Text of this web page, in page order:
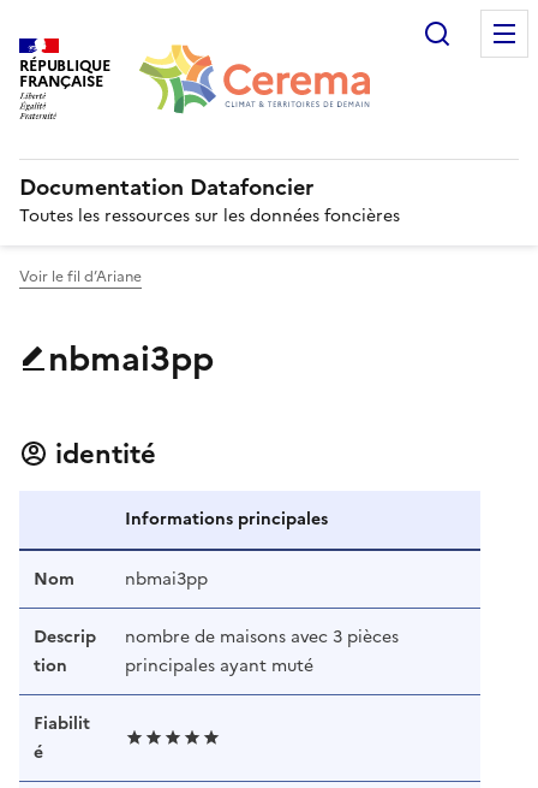
RÉPUBLIQUE
FRANÇAISE
Documentation Datafoncier
Toutes les ressources sur les données foncières
Voir le fil d’Ariane
nbmai3pp
identité
Informations principales
Nom nbmai3pp
Descrip
tion
nombre de maisons avec 3 pièces
principales ayant muté
Fiabilit
é